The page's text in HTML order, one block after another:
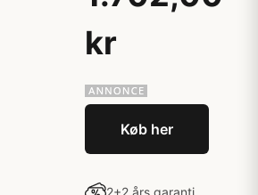
kr
Køb her
2+2 års garanti